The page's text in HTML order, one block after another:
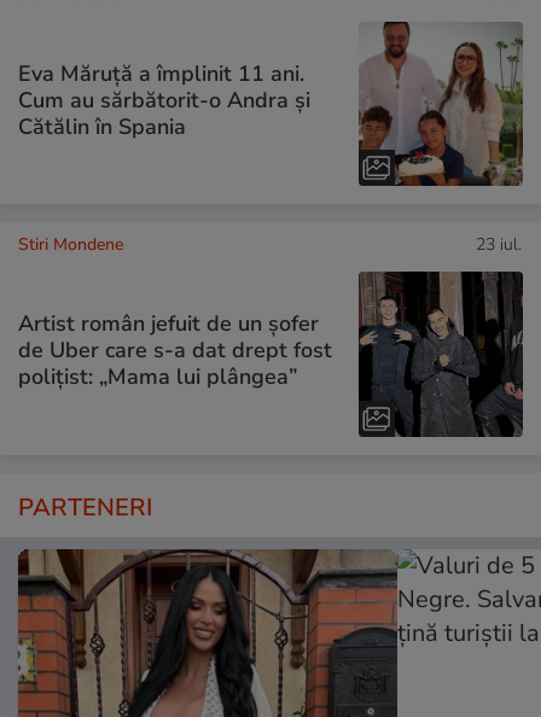
Eva Măruță a împlinit 11 ani.
Cum au sărbătorit-o Andra și
Cătălin în Spania
Stiri Mondene 23 iul.
Artist român jefuit de un șofer
de Uber care s-a dat drept fost
polițist: „Mama lui plângea”
PARTENERI